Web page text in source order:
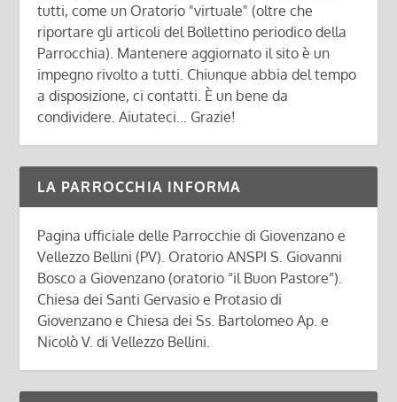
tutti, come un Oratorio "virtuale" (oltre che
riportare gli articoli del Bollettino periodico della
Parrocchia). Mantenere aggiornato il sito è un
impegno rivolto a tutti. Chiunque abbia del tempo
a disposizione, ci contatti. È un bene da
condividere. Aiutateci... Grazie!
LA PARROCCHIA INFORMA
Pagina ufficiale delle Parrocchie di Giovenzano e
Vellezzo Bellini (PV). Oratorio ANSPI S. Giovanni
Bosco a Giovenzano (oratorio “il Buon Pastore”).
Chiesa dei Santi Gervasio e Protasio di
Giovenzano e Chiesa dei Ss. Bartolomeo Ap. e
Nicolò V. di Vellezzo Bellini.